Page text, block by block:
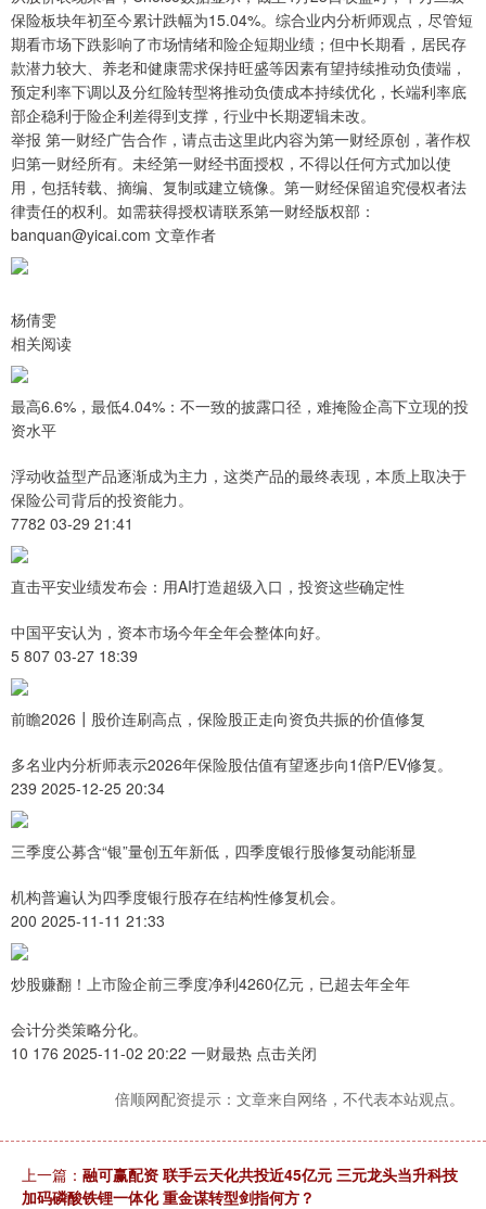
保险板块年初至今累计跌幅为15.04%。综合业内分析师观点，尽管短
期看市场下跌影响了市场情绪和险企短期业绩；但中长期看，居民存
款潜力较大、养老和健康需求保持旺盛等因素有望持续推动负债端，
预定利率下调以及分红险转型将推动负债成本持续优化，长端利率底
部企稳利于险企利差得到支撑，行业中长期逻辑未改。
举报 第一财经广告合作，请点击这里此内容为第一财经原创，著作权
归第一财经所有。未经第一财经书面授权，不得以任何方式加以使
用，包括转载、摘编、复制或建立镜像。第一财经保留追究侵权者法
律责任的权利。如需获得授权请联系第一财经版权部：
banquan@yicai.com 文章作者
杨倩雯
相关阅读
最高6.6%，最低4.04%：不一致的披露口径，难掩险企高下立现的投
资水平
浮动收益型产品逐渐成为主力，这类产品的最终表现，本质上取决于
保险公司背后的投资能力。
7782 03-29 21:41
直击平安业绩发布会：用AI打造超级入口，投资这些确定性
中国平安认为，资本市场今年全年会整体向好。
5 807 03-27 18:39
前瞻2026┃股价连刷高点，保险股正走向资负共振的价值修复
多名业内分析师表示2026年保险股估值有望逐步向1倍P/EV修复。
239 2025-12-25 20:34
三季度公募含“银”量创五年新低，四季度银行股修复动能渐显
机构普遍认为四季度银行股存在结构性修复机会。
200 2025-11-11 21:33
炒股赚翻！上市险企前三季度净利4260亿元，已超去年全年
会计分类策略分化。
10 176 2025-11-02 20:22 一财最热 点击关闭
倍顺网配资提示：文章来自网络，不代表本站观点。
上一篇： 融可赢配资 联手云天化共投近45亿元 三元龙头当升科技
加码磷酸铁锂一体化 重金谋转型剑指何方？